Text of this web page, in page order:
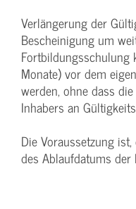
Verlängerung der
Bescheinigung um
Fortbildungsschulung
Monate) vor dem
werden, ohne dass
Inhabers an
Die Voraussetzung
des Ablaufdatums